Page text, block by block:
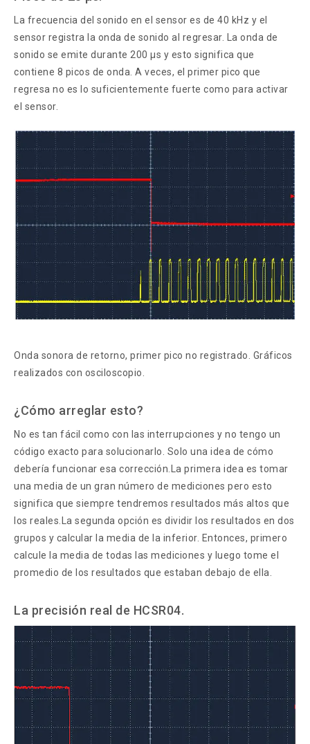
La frecuencia del sonido en el sensor es de 40 kHz y el
sensor registra la onda de sonido al regresar. La onda de
sonido se emite durante 200 µs y esto significa que
contiene 8 picos de onda. A veces, el primer pico que
regresa no es lo suficientemente fuerte como para activar
el sensor.
Onda sonora de retorno, primer pico no registrado. Gráficos
realizados con osciloscopio.
¿Cómo arreglar esto?
No es tan fácil como con las interrupciones y no tengo un
código exacto para solucionarlo. Solo una idea de cómo
debería funcionar esa corrección.La primera idea es tomar
una media de un gran número de mediciones pero esto
significa que siempre tendremos resultados más altos que
los reales.La segunda opción es dividir los resultados en dos
grupos y calcular la media de la inferior. Entonces, primero
calcule la media de todas las mediciones y luego tome el
promedio de los resultados que estaban debajo de ella.
La precisión real de HCSR04.